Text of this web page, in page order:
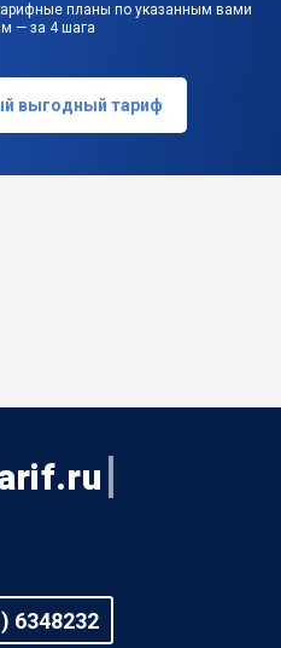
планы по указанным вами
— за 4 шага
выгодный тариф
6348232